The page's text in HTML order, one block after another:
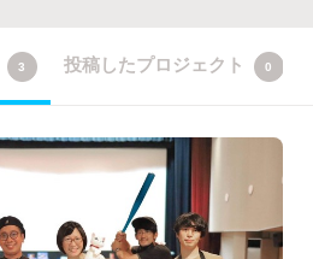
3 投稿したプロジェクト 0